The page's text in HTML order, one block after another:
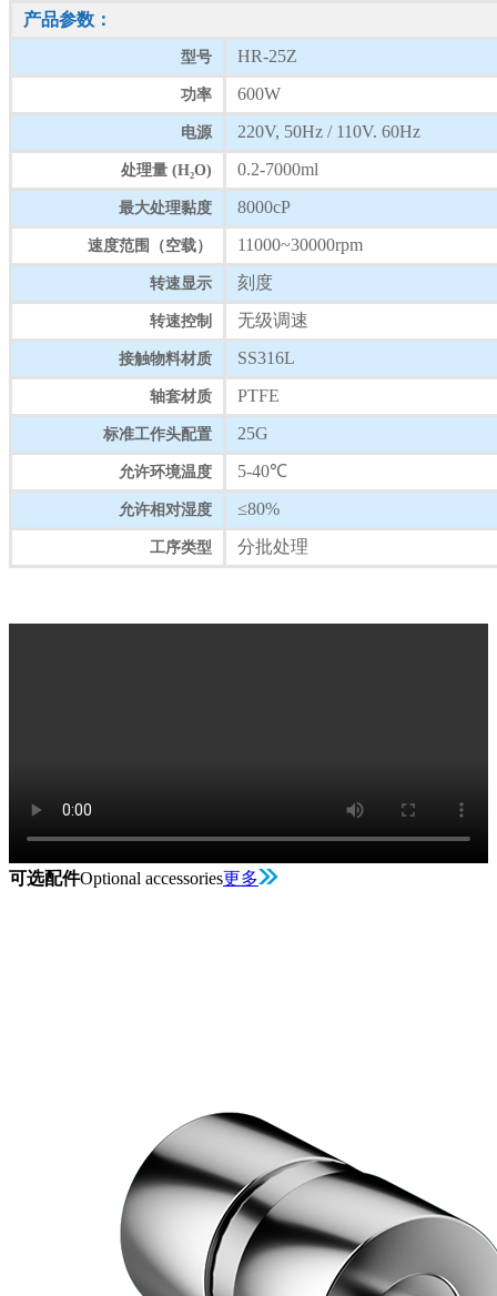
产品参数：
型号 HR-25Z
功率 600W
电源 220V, 50Hz / 110V. 60Hz
处理量 (H₂O) 0.2-7000ml
最大处理黏度 8000cP
速度范围（空载） 11000~30000rpm
转速显示 刻度
转速控制 无级调速
接触物料材质 SS316L
轴套材质 PTFE
标准工作头配置 25G
允许环境温度 5-40℃
允许相对湿度 ≤80%
工序类型 分批处理
可选配件Optional accessories更多